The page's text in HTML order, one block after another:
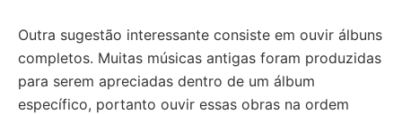
Outra sugestão interessante consiste em ouvir álbuns
completos. Muitas músicas antigas foram produzidas
para serem apreciadas dentro de um álbum
específico, portanto ouvir essas obras na ordem